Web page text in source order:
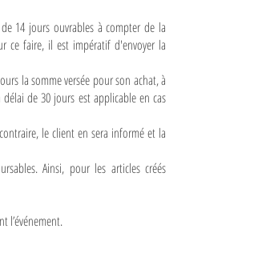
14 jours ouvrables à compter de la
ce faire, il est impératif d'envoyer la
la somme versée pour son achat, à
de 30 jours est applicable en cas
le client en sera informé et la
Ainsi, pour les articles créés
l’événement.